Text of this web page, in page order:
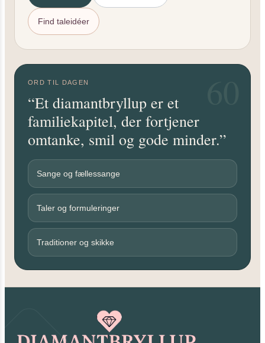
Find taleidéer
ORD TIL DAGEN
“Et diamantbryllup er et
familiekapitel, der fortjener
omtanke, smil og gode minder.”
Sange og fællessange
Taler og formuleringer
Traditioner og skikke